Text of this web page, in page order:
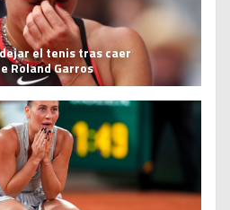
el tenis tras caer
Roland Garros